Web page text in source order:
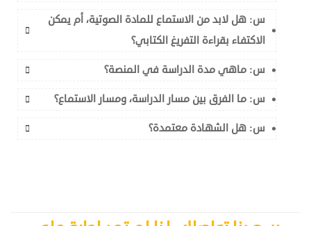
س: هل لابد من الاستماع للمادة الصوتية، أم يمكن
الاكتفاء بقراءة التفريغ الكتابي؟
س: ماهي مدة الدراسة في المنصة؟
س: ما الفرق بين مسار الدراسة، ومسار الاستماع؟
س: هل الشهادة معتمدة؟